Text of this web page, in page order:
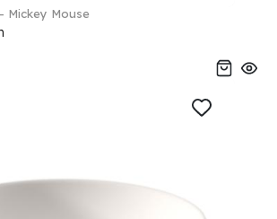
Mickey Mouse